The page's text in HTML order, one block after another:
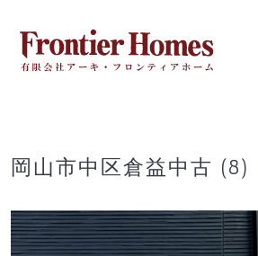
content
岡山市中区倉益中古 (8)